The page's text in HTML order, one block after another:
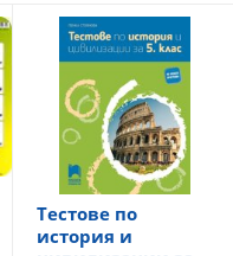
Тестове по
история и